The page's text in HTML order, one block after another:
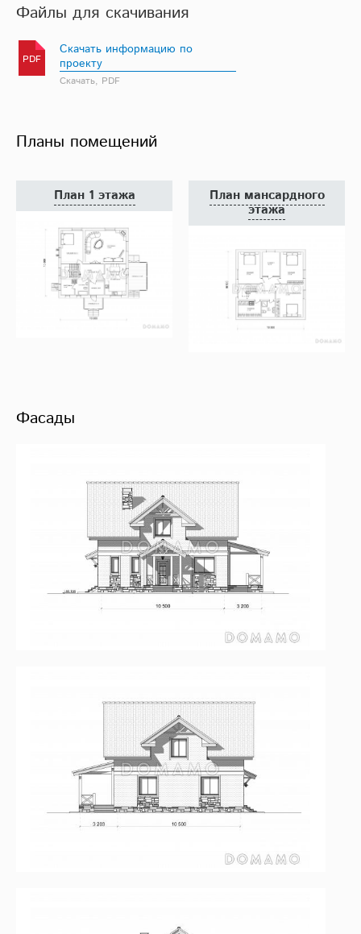
Файлы для скачивания
PDF
Скачать информацию по
проекту
Скачать, PDF
Планы помещений
План 1 этажа План мансардного
этажа
Фасады